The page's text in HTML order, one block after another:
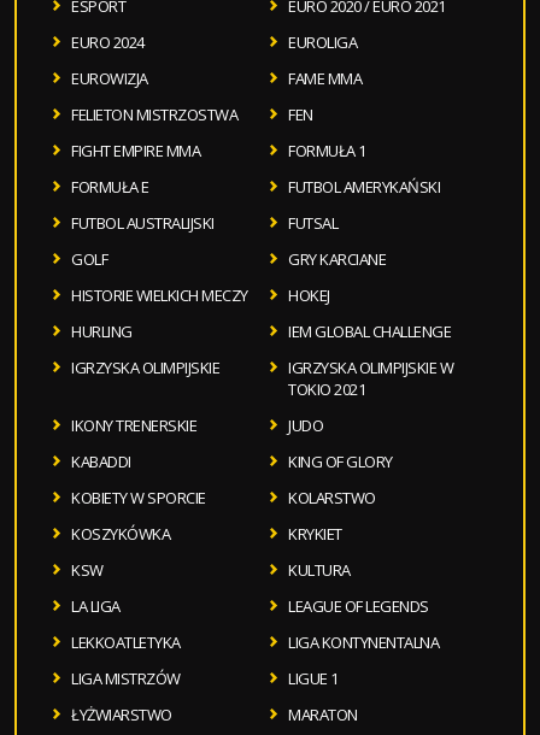
ESPORT
EURO 2020 / EURO 2021
EURO 2024
EUROLIGA
EUROWIZJA
FAME MMA
FELIETON MISTRZOSTWA
FEN
FIGHT EMPIRE MMA
FORMUŁA 1
FORMUŁA E
FUTBOL AMERYKAŃSKI
FUTBOL AUSTRALIJSKI
FUTSAL
GOLF
GRY KARCIANE
HISTORIE WIELKICH MECZY
HOKEJ
HURLING
IEM GLOBAL CHALLENGE
IGRZYSKA OLIMPIJSKIE
IGRZYSKA OLIMPIJSKIE W
TOKIO 2021
IKONY TRENERSKIE
JUDO
KABADDI
KING OF GLORY
KOBIETY W SPORCIE
KOLARSTWO
KOSZYKÓWKA
KRYKIET
KSW
KULTURA
LA LIGA
LEAGUE OF LEGENDS
LEKKOATLETYKA
LIGA KONTYNENTALNA
LIGA MISTRZÓW
LIGUE 1
ŁYŻWIARSTWO
MARATON